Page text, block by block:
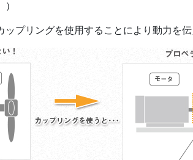
プリングを使用することにより動力を伝